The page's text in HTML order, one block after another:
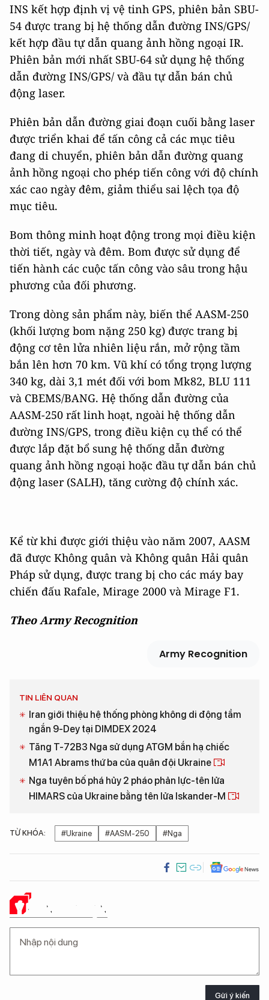
INS kết hợp định vị vệ tinh GPS, phiên bản SBU-
54 được trang bị hệ thống dẫn đường INS/GPS/
kết hợp đầu tự dẫn quang ảnh hồng ngoại IR.
Phiên bản mới nhất SBU-64 sử dụng hệ thống
dẫn đường INS/GPS/ và đầu tự dẫn bán chủ
động laser.
Phiên bản dẫn đường giai đoạn cuối bằng laser
được triển khai để tấn công cả các mục tiêu
đang di chuyển, phiên bản dẫn đường quang
ảnh hồng ngoại cho phép tiến công với độ chính
xác cao ngày đêm, giảm thiểu sai lệch tọa độ
mục tiêu.
Bom thông minh hoạt động trong mọi điều kiện
thời tiết, ngày và đêm. Bom được sử dụng để
tiến hành các cuộc tấn công vào sâu trong hậu
phương của đối phương.
Trong dòng sản phẩm này, biến thể AASM-250
(khối lượng bom nặng 250 kg) được trang bị
động cơ tên lửa nhiên liệu rắn, mở rộng tầm
bắn lên hơn 70 km. Vũ khí có tổng trọng lượng
340 kg, dài 3,1 mét đối với bom Mk82, BLU 111
và CBEMS/BANG. Hệ thống dẫn đường của
AASM-250 rất linh hoạt, ngoài hệ thống dẫn
đường INS/GPS, trong điều kiện cụ thể có thể
được lắp đặt bổ sung hệ thống dẫn đường
quang ảnh hồng ngoại hoặc đầu tự dẫn bán chủ
động laser (SALH), tăng cường độ chính xác.
Kể từ khi được giới thiệu vào năm 2007, AASM
đã được Không quân và Không quân Hải quân
Pháp sử dụng, được trang bị cho các máy bay
chiến đấu Rafale, Mirage 2000 và Mirage F1.
Theo Army Recognition
Army Recognition
TIN LIÊN QUAN
Iran giới thiệu hệ thống phòng không di động tầm
ngắn 9-Dey tại DIMDEX 2024
Tăng T-72B3 Nga sử dụng ATGM bắn hạ chiếc
M1A1 Abrams thứ ba của quân đội Ukraine
Nga tuyên bố phá hủy 2 pháo phản lực-tên lửa
HIMARS của Ukraine bằng tên lửa Iskander-M
TỪ KHÓA: #Ukraine #AASM-250 #Nga
Ý KIẾN CỦA BẠN
Gửi ý kiến